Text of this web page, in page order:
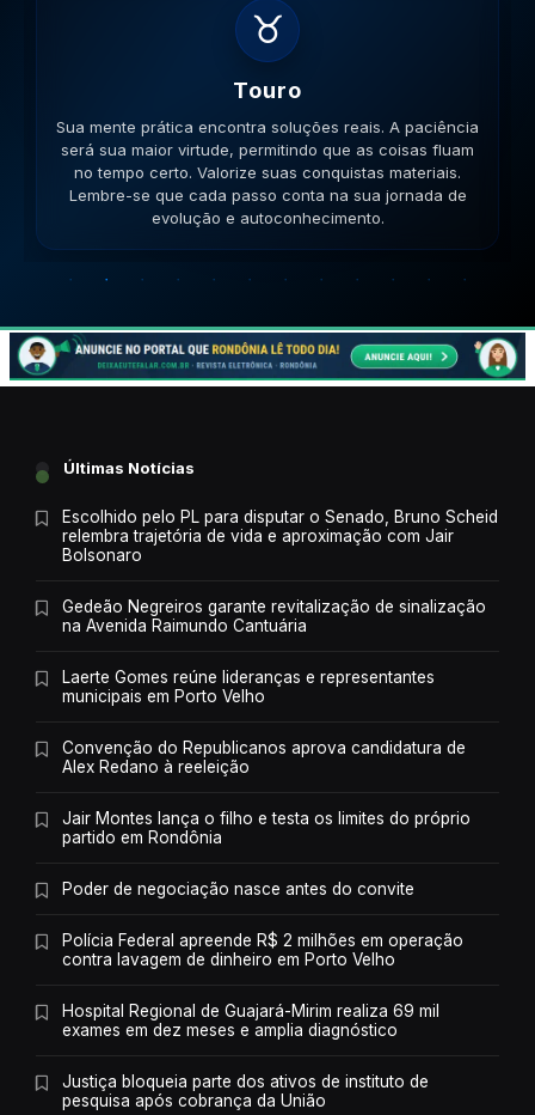
♊
Gemeos
Sua lógica é impecável hoje. A versatilidade é seu
ponto forte; use-a para resolver impasses de forma
criativa. Esteja aberto a novas ideias. Lembre-se que
cada passo conta na sua jornada de evolução e
autoconhecimento.
Últimas Notícias
Escolhido pelo PL para disputar o Senado, Bruno Scheid
relembra trajetória de vida e aproximação com Jair
Bolsonaro
Gedeão Negreiros garante revitalização de sinalização
na Avenida Raimundo Cantuária
Laerte Gomes reúne lideranças e representantes
municipais em Porto Velho
Convenção do Republicanos aprova candidatura de
Alex Redano à reeleição
Jair Montes lança o filho e testa os limites do próprio
partido em Rondônia
Poder de negociação nasce antes do convite
Polícia Federal apreende R$ 2 milhões em operação
contra lavagem de dinheiro em Porto Velho
Hospital Regional de Guajará-Mirim realiza 69 mil
exames em dez meses e amplia diagnóstico
Justiça bloqueia parte dos ativos de instituto de
pesquisa após cobrança da União